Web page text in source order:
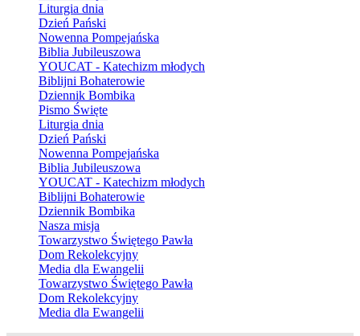
Liturgia dnia
Dzień Pański
Nowenna Pompejańska
Biblia Jubileuszowa
YOUCAT - Katechizm młodych
Biblijni Bohaterowie
Dziennik Bombika
Pismo Święte
Liturgia dnia
Dzień Pański
Nowenna Pompejańska
Biblia Jubileuszowa
YOUCAT - Katechizm młodych
Biblijni Bohaterowie
Dziennik Bombika
Nasza misja
Towarzystwo Świętego Pawła
Dom Rekolekcyjny
Media dla Ewangelii
Towarzystwo Świętego Pawła
Dom Rekolekcyjny
Media dla Ewangelii